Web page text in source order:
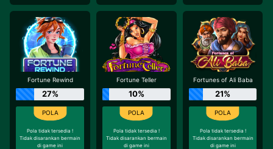
Fortune Rewind
27%
Pola tidak tersedia !
Tidak disarankan bermain
di game ini
Fortune Teller
10%
Pola tidak tersedia !
Tidak disarankan bermain
di game ini
Fortunes of Ali Baba
21%
Pola tidak tersedia !
Tidak disarankan bermain
di game ini